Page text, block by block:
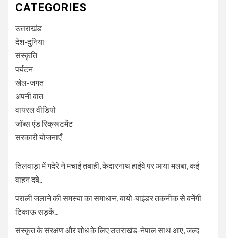
CATEGORIES
उत्तराखंड
देश-दुनिया
संस्कृति
पर्यटन
खेल-जगत
अपनी बात
वायरल वीडियो
जॉब्स एंड रिक्रूटमेंट
सरकारी योजनाएँ
तिलवाड़ा में गदेरे ने मचाई तबाही, केदारनाथ हाईवे पर आया मलबा, कई
वाहन दबे..
पराली जलाने की समस्या का समाधान, बायो-बाइंडर तकनीक से बनेंगी
टिकाऊ सड़कें..
संस्कृत के संरक्षण और शोध के लिए उत्तराखंड-नेपाल साथ आए, जल्द